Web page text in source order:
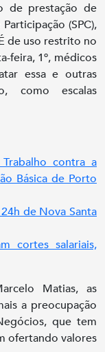
de prestação de
(SPC),
de uso restrito no
feira, 1º, médicos
essa e outras
como escalas
contra a
Básica de Porto
de Nova Santa
cortes salariais,
Matias, as
a preocupação
que tem
ofertando valores